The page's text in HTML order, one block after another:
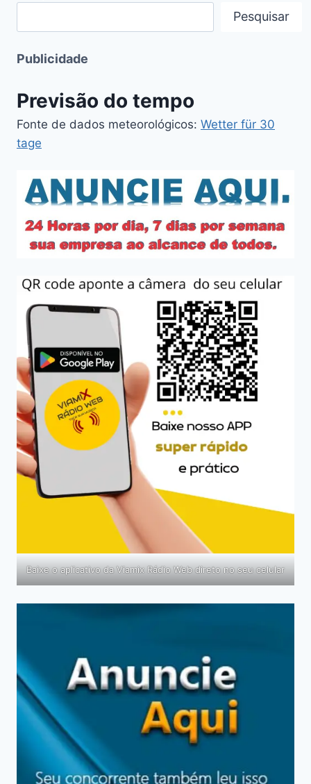
Pesquisar
Publicidade
Previsão do tempo
Fonte de dados meteorológicos: Wetter für 30
tage
Baixe o aplicativo da Viamix Rádio Web direto no seu celular